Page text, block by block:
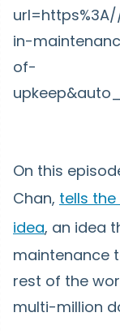
in-
of-
On this
Chan, tells
idea, an idea
maintenance
rest of the
multi-million